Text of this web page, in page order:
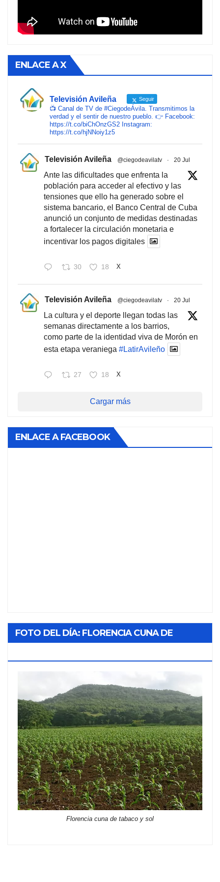
ENLACE A X
Televisión Avileña Seguir
📺 Canal de TV de #CiegodeÁvila. Transmitimos la
verdad y el sentir de nuestro pueblo. 👉 Facebook:
https://t.co/biChOnzGS2 Instagram:
https://t.co/hjNNoiy1z5
Televisión Avileña @ciegodeavilatv · 20 Jul
Ante las dificultades que enfrenta la
población para acceder al efectivo y las
tensiones que ello ha generado sobre el
sistema bancario, el Banco Central de Cuba
anunció un conjunto de medidas destinadas
a fortalecer la circulación monetaria e
incentivar los pagos digitales
30 18 X
Televisión Avileña @ciegodeavilatv · 20 Jul
La cultura y el deporte llegan todas las
semanas directamente a los barrios,
como parte de la identidad viva de Morón en
esta etapa veraniega #LatirAvileño
27 18 X
Cargar más
ENLACE A FACEBOOK
FOTO DEL DÍA: FLORENCIA CUNA DE
Florencia cuna de tabaco y sol